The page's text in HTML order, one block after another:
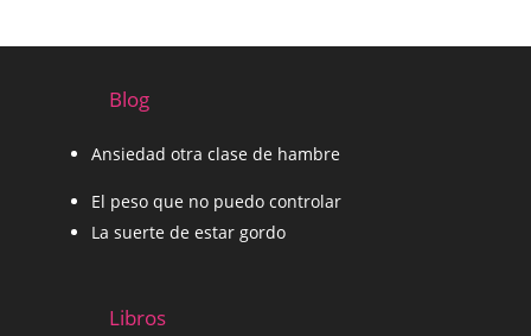
Blog
Ansiedad otra clase de hambre
El peso que no puedo controlar
La suerte de estar gordo
Libros